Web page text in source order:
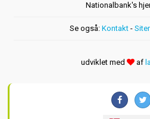
Nationalbank's
Se også: Kontakt-
udviklet med af